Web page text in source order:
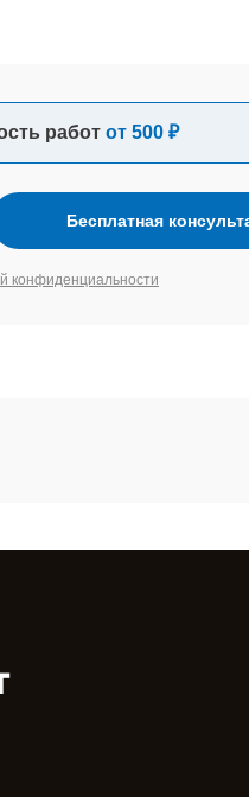
работ от 500 ₽
Бесплатная
конфиденциальности